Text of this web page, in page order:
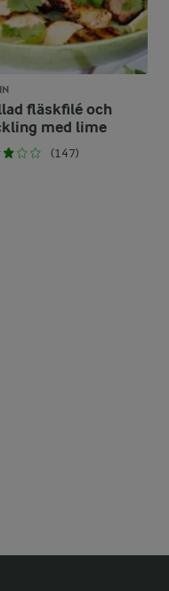
fläskfilé och
med lime
(147)